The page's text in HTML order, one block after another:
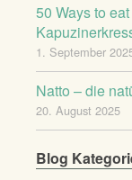
50 Ways to
1. September
Natto – die
20. August 2025
Blog